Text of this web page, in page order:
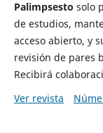
Palimpsesto solo
de estudios,
acceso abierto, y
revisión de pares
Recibirá
Ver revista